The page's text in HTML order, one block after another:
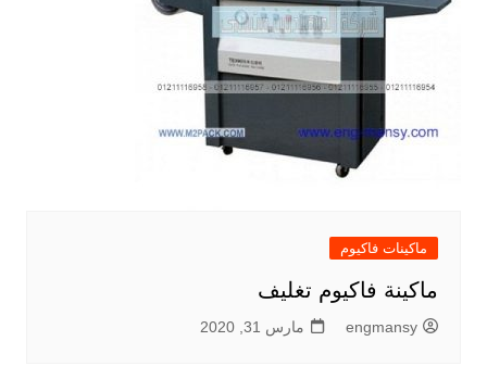
ماكينات فاكيوم
ماكينة فاكيوم تغليف
engmansy مارس 31, 2020